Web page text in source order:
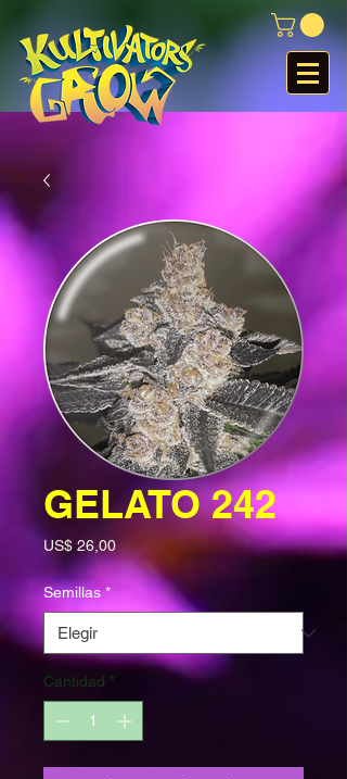
GELATO 242
US$ 26,00Precio
Semillas *
Cantidad *